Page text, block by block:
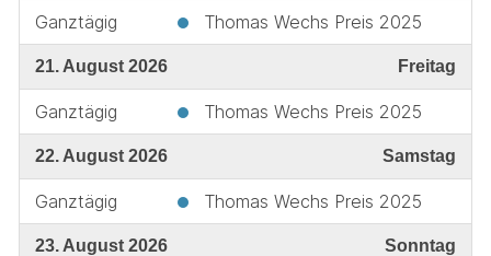
Ganztägig Thomas Wechs Preis 2025
21. August 2026 Freitag
Ganztägig Thomas Wechs Preis 2025
22. August 2026 Samstag
Ganztägig Thomas Wechs Preis 2025
23. August 2026 Sonntag